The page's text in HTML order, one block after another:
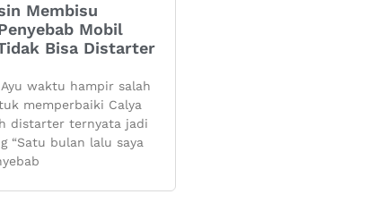
Membisu
Mobil
Bisa Distarter
waktu hampir salah
memperbaiki Calya
distarter ternyata jadi
“Satu bulan lalu saya